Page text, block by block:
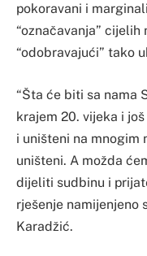
pokoravani i
“označavanja”
“odobravajući” tako
“Šta će biti sa nama
krajem 20. vijeka i
i uništeni na mnogim
uništeni. A možda
dijeliti sudbinu i
rješenje namijenjeno
Karadžić.